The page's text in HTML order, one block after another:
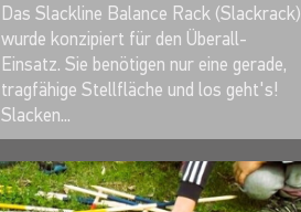
MERKEN
Das Slackline Balance Rack (Slackrack)
wurde konzipiert für den Überall-
Einsatz. Sie benötigen nur eine gerade,
tragfähige Stellfläche und los geht's!
Slacken...